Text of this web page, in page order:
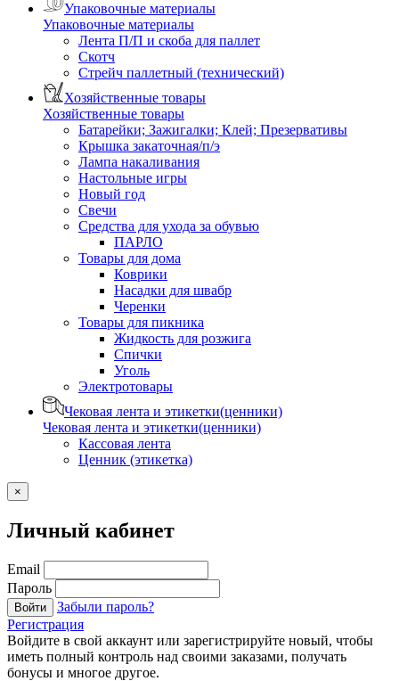
Упаковочные материалы
Упаковочные материалы
Лента П/П и скоба для паллет
Скотч
Стрейч паллетный (технический)
Хозяйственные товары
Хозяйственные товары
Батарейки; Зажигалки; Клей; Презервативы
Крышка закаточная/п/э
Лампа накаливания
Настольные игры
Новый год
Свечи
Средства для ухода за обувью
ПАРЛО
Товары для дома
Коврики
Насадки для швабр
Черенки
Товары для пикника
Жидкость для розжига
Спички
Уголь
Электротовары
Чековая лента и этикетки(ценники)
Чековая лента и этикетки(ценники)
Кассовая лента
Ценник (этикетка)
×
Личный кабинет
Email
Пароль
Войти
Забыли пароль?
Регистрация
Войдите в свой аккаунт или зарегистрируйте новый, чтобы
иметь полный контроль над своими заказами, получать
бонусы и многое другое.